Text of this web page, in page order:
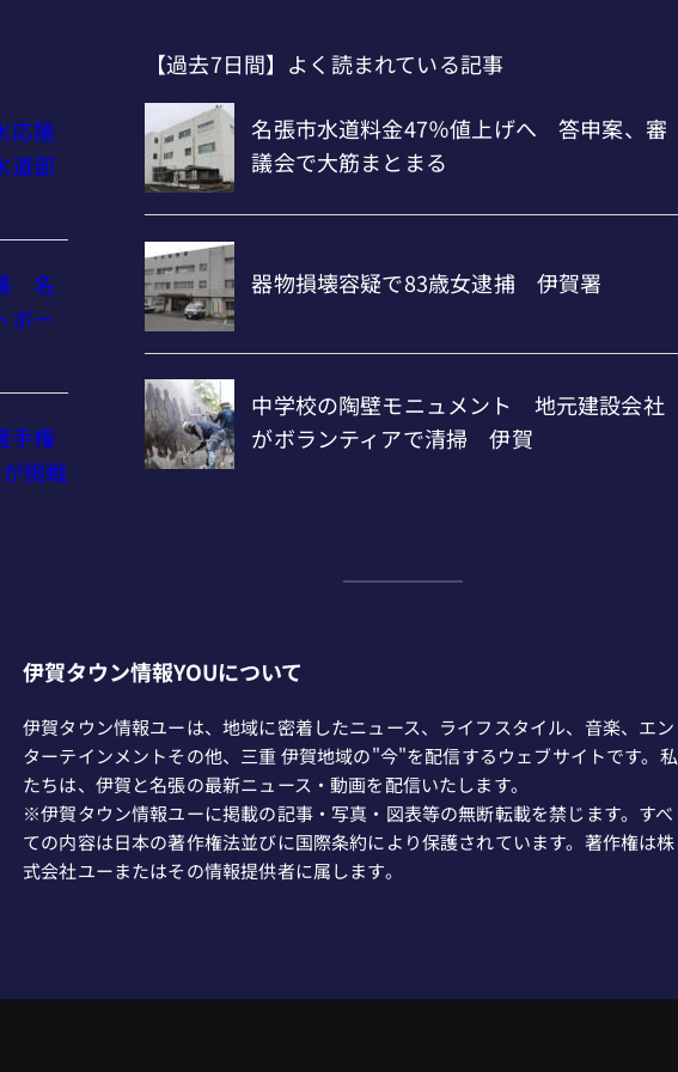
応援
道部
名
ボー
手権
挑戦
【過去7日間】よく読まれている記事
伊賀タウン情報YOUについて
伊賀タウン情報ユーは、地域に密着したニュース、ライフスタイル、音楽、エン
ターテインメントその他、三重 伊賀地域の"今"を配信するウェブサイトです。私
たちは、伊賀と名張の最新ニュース・動画を配信いたします。
※伊賀タウン情報ユーに掲載の記事・写真・図表等の無断転載を禁じます。すべ
ての内容は日本の著作権法並びに国際条約により保護されています。著作権は株
式会社ユーまたはその情報提供者に属します。